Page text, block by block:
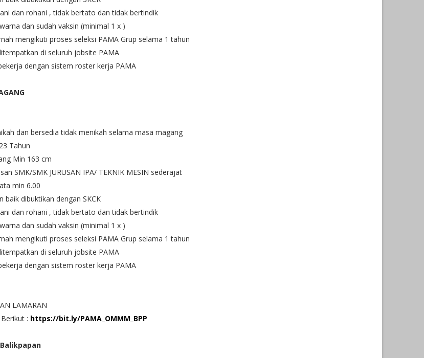
dan rohani , tidak bertato dan tidak bertindik
dan sudah vaksin (minimal 1 x )
mengikuti proses seleksi PAMA Grup selama 1 tahun
di seluruh jobsite PAMA
dengan sistem roster kerja PAMA
dan bersedia tidak menikah selama masa magang
Tahun
Min 163 cm
SMK/SMK JURUSAN IPA/ TEKNIK MESIN sederajat
min 6.00
baik dibuktikan dengan SKCK
dan rohani , tidak bertato dan tidak bertindik
dan sudah vaksin (minimal 1 x )
mengikuti proses seleksi PAMA Grup selama 1 tahun
di seluruh jobsite PAMA
dengan sistem roster kerja PAMA
LAMARAN
: https://bit.ly/PAMA_OMMM_BPP
Balikpapan